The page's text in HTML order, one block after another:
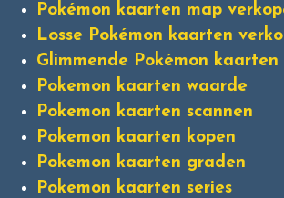
Pokémon kaarten map
Losse Pokémon kaarten
Glimmende Pokémon kaarten
Pokemon kaarten waarde
Pokemon kaarten scannen
Pokemon kaarten kopen
Pokemon kaarten graden
Pokemon kaarten series